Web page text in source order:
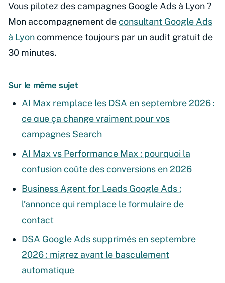
Vous pilotez des campagnes Google Ads à Lyon ?
Mon accompagnement deconsultant Google Ads
à Lyoncommence toujours par un audit gratuit de
30 minutes.
Sur le même sujet
AI Max remplace les DSA en septembre 2026 :
ce que ça change vraiment pour vos
campagnes Search
AI Max vs Performance Max : pourquoi la
confusion coûte des conversions en 2026
Business Agent for Leads Google Ads :
l’annonce qui remplace le formulaire de
contact
DSA Google Ads supprimés en septembre
2026 : migrez avant le basculement
automatique